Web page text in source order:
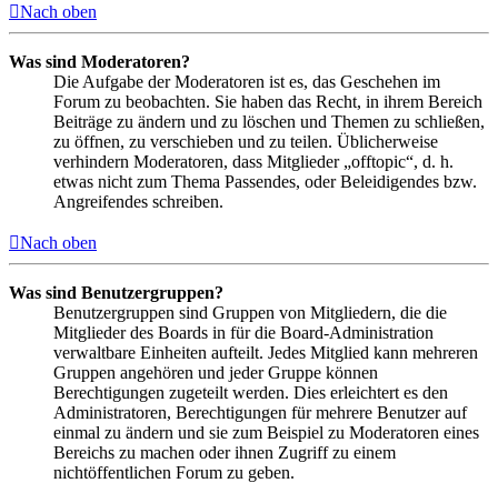
Nach oben
Was sind Moderatoren?
Die Aufgabe der Moderatoren ist es, das Geschehen im
Forum zu beobachten. Sie haben das Recht, in ihrem Bereich
Beiträge zu ändern und zu löschen und Themen zu schließen,
zu öffnen, zu verschieben und zu teilen. Üblicherweise
verhindern Moderatoren, dass Mitglieder „offtopic“, d. h.
etwas nicht zum Thema Passendes, oder Beleidigendes bzw.
Angreifendes schreiben.
Nach oben
Was sind Benutzergruppen?
Benutzergruppen sind Gruppen von Mitgliedern, die die
Mitglieder des Boards in für die Board-Administration
verwaltbare Einheiten aufteilt. Jedes Mitglied kann mehreren
Gruppen angehören und jeder Gruppe können
Berechtigungen zugeteilt werden. Dies erleichtert es den
Administratoren, Berechtigungen für mehrere Benutzer auf
einmal zu ändern und sie zum Beispiel zu Moderatoren eines
Bereichs zu machen oder ihnen Zugriff zu einem
nichtöffentlichen Forum zu geben.